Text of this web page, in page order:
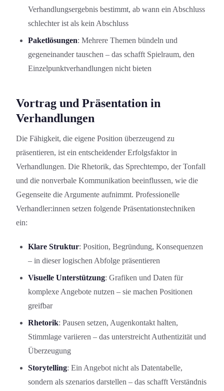
Verhandlungsergebnis bestimmt, ab wann ein Abschluss
schlechter ist als kein Abschluss
Paketlösungen: Mehrere Themen bündeln und
gegeneinander tauschen – das schafft Spielraum, den
Einzelpunktverhandlungen nicht bieten
Vortrag und Präsentation in
Verhandlung­en
Die Fähigkeit, die eigene Position überzeugend zu
präsentieren, ist ein entscheidender Erfolgsfaktor in
Verhandlung­en. Die Rhetorik, das Sprechtempo, der Tonfall
und die nonverbale Kommunikation beeinflussen, wie die
Gegenseite die Argumente aufnimmt. Professionelle
Verhandler:innen setzen folgende Präsentations­techniken
ein:
Klare Struktur: Position, Begründung, Konsequenzen
– in dieser logischen Abfolge präsentieren
Visuelle Unterstützung: Grafiken und Daten für
komplexe Angebote nutzen – sie machen Positionen
greifbar
Rhetorik: Pausen setzen, Augenkontakt halten,
Stimmlage variieren – das unterstreicht Authentizität und
Überzeugung
Storytelling: Ein Angebot nicht als Datentabelle,
sondern als szenarios darstellen – das schafft Verständnis